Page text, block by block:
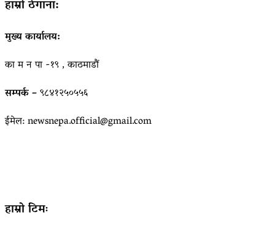
हाम्रो ठेगाना:
मुख्य कार्यालय:
का म न पा -१९ , काठमाडौं
सम्पर्क –९८४१२५०५५६
ईमेल: newsnepa.official@gmail.com
हाम्रो टिमः